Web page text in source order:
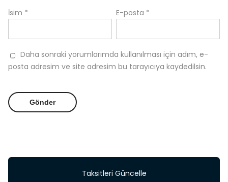
İsim * E-posta *
Daha sonraki yorumlarımda kullanılması için adım, e-
posta adresim ve site adresim bu tarayıcıya kaydedilsin.
Taksitleri Güncelle